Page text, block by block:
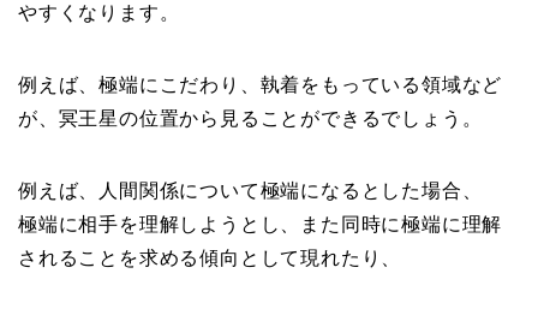
やすくなります。
例えば、極端にこだわり、執着をもっている領域など
が、冥王星の位置から見ることができるでしょう。
例えば、人間関係について極端になるとした場合、
極端に相手を理解しようとし、また同時に極端に理解
されることを求める傾向として現れたり、